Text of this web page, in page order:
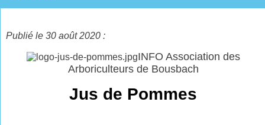
Publié le 30 août 2020 :
INFO Association des
Arboriculteurs de Bousbach
Jus de Pommes